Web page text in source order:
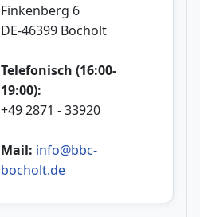
Finkenberg 6
DE-46399 Bocholt
Telefonisch (16:00-
19:00):
+49 2871 - 33920
Mail: info@bbc-
bocholt.de